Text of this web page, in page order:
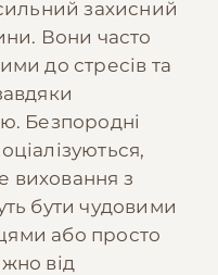
захисний
Вони часто
до стресів та
Безпородні
виховання з
бути чудовими
або просто
від